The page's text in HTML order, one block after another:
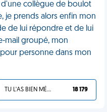
d'une collègue de boulot
je prends alors enfin mon
de lui répondre et de lui
mail groupé, mon
personne dans mon
TU L'AS BIEN MÉRITÉ 18 179